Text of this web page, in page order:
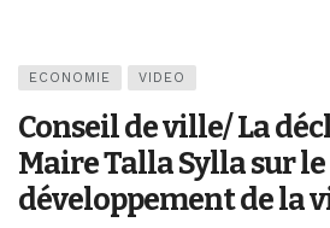
ECONOMIE VIDEO
Conseil de ville/ La
Maire Talla Sylla sur
développement de la